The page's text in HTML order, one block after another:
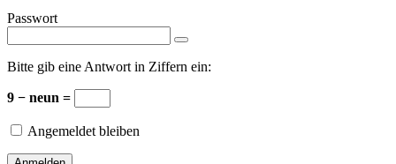
Passwort
Bitte gib eine Antwort in Ziffern ein:
9 − neun =
Angemeldet bleiben